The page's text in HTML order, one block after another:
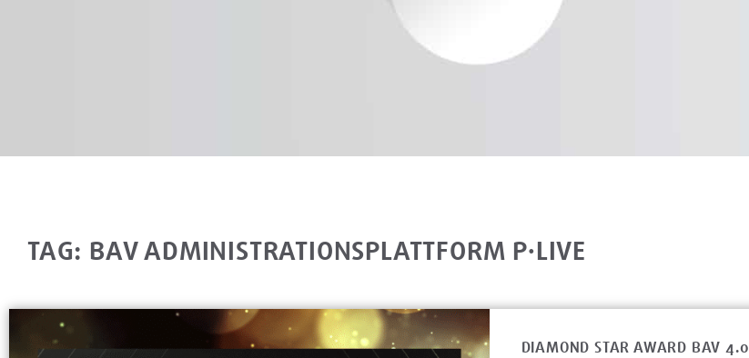
TAG: BAV ADMINISTRATIONSPLATTFORM P·LIVE
DIAMOND STAR AWARD BAV 4.0